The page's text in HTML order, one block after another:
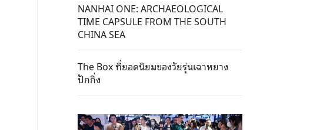
NANHAI ONE: ARCHAEOLOGICAL
TIME CAPSULE FROM THE SOUTH
CHINA SEA
The Box ที่ยอดนิยมของวัยรุ่นเฉาหยาง
ปักกิ่ง